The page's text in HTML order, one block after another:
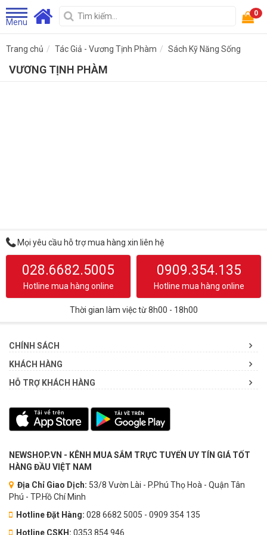
Menu
0
Trang chủ Tác Giả - Vương Tịnh Phàm Sách Kỹ Năng Sống
VƯƠNG TỊNH PHÀM
Mọi yêu cầu hỗ trợ mua hàng xin liên hệ
028.6682.5005
Hotline mua hàng online
0909.354.135
Hotline mua hàng online
Thời gian làm việc từ 8h00 - 18h00
CHÍNH SÁCH
KHÁCH HÀNG
HỖ TRỢ KHÁCH HÀNG
NEWSHOP.VN - KÊNH MUA SẮM TRỰC TUYẾN UY TÍN GIÁ TỐT
HÀNG ĐẦU VIỆT NAM
Địa Chỉ Giao Dịch: 53/8 Vườn Lài - P.Phú Thọ Hoà - Quận Tân
Phú - TP.Hồ Chí Minh
Hotline Đặt Hàng: 028 6682 5005 - 0909 354 135
Hotline CSKH: 0353.854.946